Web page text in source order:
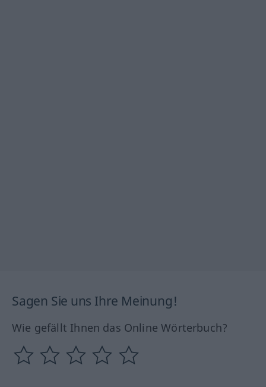
Sagen Sie uns Ihre Meinung!
Wie gefällt Ihnen das Online Wörterbuch?